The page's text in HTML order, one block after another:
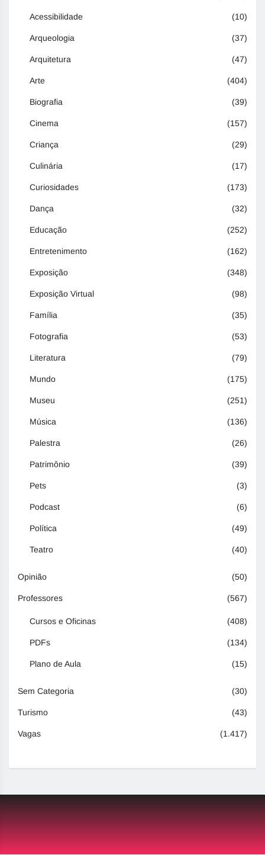
Acessibilidade (10)
Arqueologia (37)
Arquitetura (47)
Arte (404)
Biografia (39)
Cinema (157)
Criança (29)
Culinária (17)
Curiosidades (173)
Dança (32)
Educação (252)
Entretenimento (162)
Exposição (348)
Exposição Virtual (98)
Família (35)
Fotografia (53)
Literatura (79)
Mundo (175)
Museu (251)
Música (136)
Palestra (26)
Patrimônio (39)
Pets (3)
Podcast (6)
Política (49)
Teatro (40)
Opinião (50)
Professores (567)
Cursos e Oficinas (408)
PDFs (134)
Plano de Aula (15)
Sem Categoria (30)
Turismo (43)
Vagas (1.417)